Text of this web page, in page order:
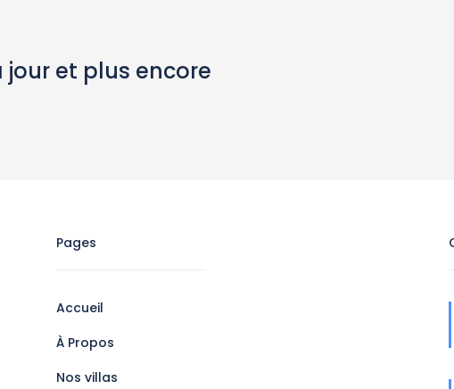
jour et plus encore
Pages
Accueil
À Propos
Nos villas